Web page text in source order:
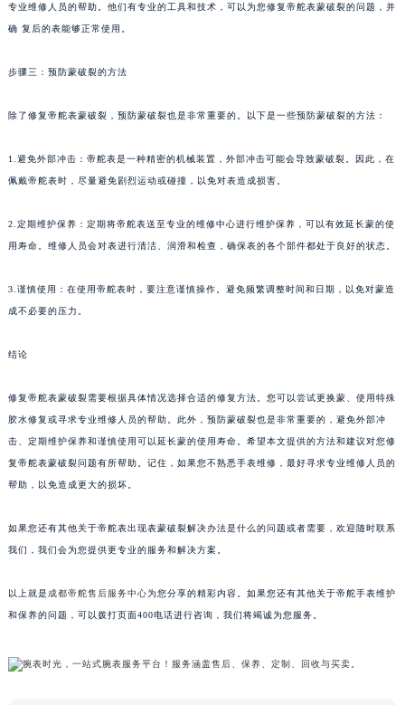
专业维修人员的帮助。他们有专业的工具和技术，可以为您修复帝舵表蒙破裂的问题，并
确 复后的表能够正常使用。
步骤三：预防蒙破裂的方法
除了修复帝舵表蒙破裂，预防蒙破裂也是非常重要的。以下是一些预防蒙破裂的方法：
1.避免外部冲击：帝舵表是一种精密的机械装置，外部冲击可能会导致蒙破裂。因此，在
佩戴帝舵表时，尽量避免剧烈运动或碰撞，以免对表造成损害。
2.定期维护保养：定期将帝舵表送至专业的维修中心进行维护保养，可以有效延长蒙的使
用寿命。维修人员会对表进行清洁、润滑和检查，确保表的各个部件都处于良好的状态。
3.谨慎使用：在使用帝舵表时，要注意谨慎操作。避免频繁调整时间和日期，以免对蒙造
成不必要的压力。
结论
修复帝舵表蒙破裂需要根据具体情况选择合适的修复方法。您可以尝试更换蒙、使用特殊
胶水修复或寻求专业维修人员的帮助。此外，预防蒙破裂也是非常重要的，避免外部冲
击、定期维护保养和谨慎使用可以延长蒙的使用寿命。希望本文提供的方法和建议对您修
复帝舵表蒙破裂问题有所帮助。记住，如果您不熟悉手表维修，最好寻求专业维修人员的
帮助，以免造成更大的损坏。
如果您还有其他关于帝舵表出现表蒙破裂解决办法是什么的问题或者需要，欢迎随时联系
我们，我们会为您提供更专业的服务和解决方案。
以上就是 成都帝舵售后服务中心为您分享的精彩内容。如果您还有其他关于帝舵手表维护
和保养的问题，可以拨打页面400电话进行咨询，我们将竭诚为您服务。